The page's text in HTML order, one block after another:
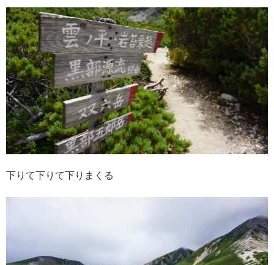
下りて下りて下りまくる